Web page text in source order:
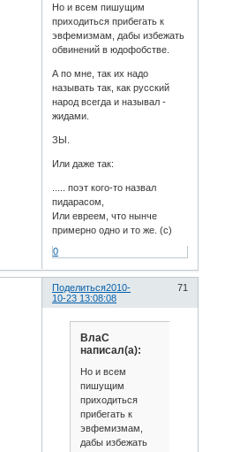
Но и всем пишущим
приходиться прибегать к
эвфемизмам, дабы избежать
обвинений в юдофобстве.
А по мне, так их надо
называть так, как русский
народ всегда и называл -
жидами.
ЗЫ.
Или даже так:
..... поэт кого-то назвал
пидарасом,
Или евреем, что нынче
примерно одно и то же. (с)
0
Поделиться 71
2010-
10-23 13:08:08
ВлаС
написал(а):
Но и всем
пишущим
приходиться
прибегать к
эвфемизмам,
дабы избежать